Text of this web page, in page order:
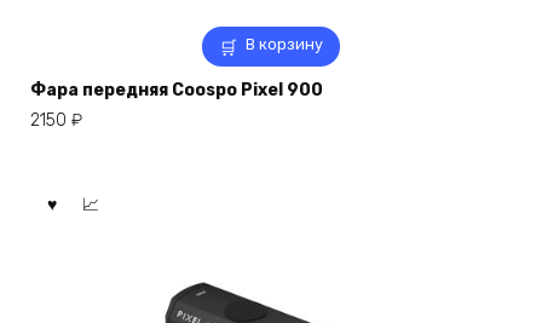
В корзину
Фара передняя Coospo Pixel 900
2150 ₽